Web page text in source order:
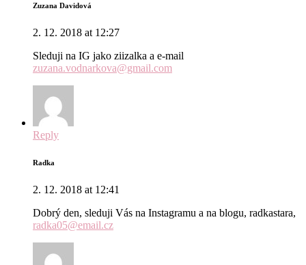
Zuzana Davidová
2. 12. 2018 at 12:27
Sleduji na IG jako ziizalka a e-mail
zuzana.vodnarkova@gmail.com
Reply
Radka
2. 12. 2018 at 12:41
Dobrý den, sleduji Vás na Instagramu a na blogu, radkastara,
radka05@email.cz